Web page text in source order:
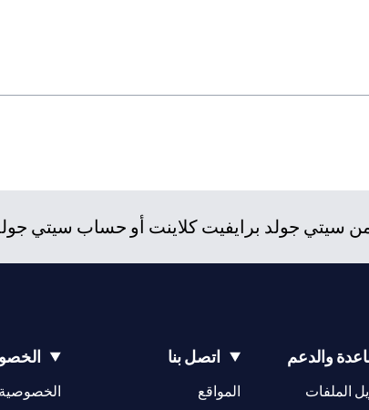
جولد برايفيت كلاينت أو حساب سيتي جولد،
والدعم
الملفات
اتصل بنا
المواقعopens in a new tab الخصوصية